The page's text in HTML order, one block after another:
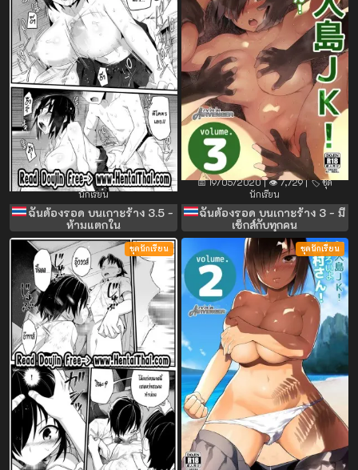
ฉันต้องรอด บนเกาะร้าง 3.5 -
ห้ามแตกใน
📅 19/05/2020 | 👁️ 4,342 | 🏷️ ชุด
นักเรียน
ฉันต้องรอด บนเกาะร้าง 3 - มี
เซ็กส์กับทุกคน
📅 19/05/2020 | 👁️ 7,729 | 🏷️ ชุด
นักเรียน
ชุดนักเรียน ชุดนักเรียน